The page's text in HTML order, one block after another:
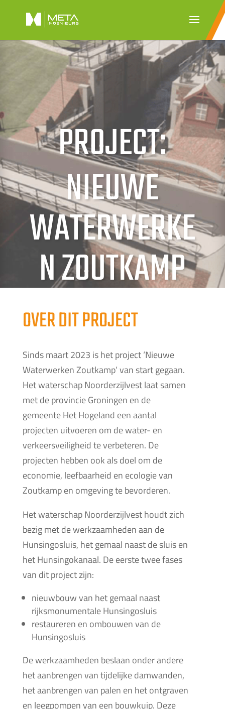
PROJECT:
NIEUWE
WATERWERKE
N ZOUTKAMP
OVER DIT PROJECT
Sinds maart 2023 is het project ‘Nieuwe
Waterwerken Zoutkamp’ van start gegaan.
Het waterschap Noorderzijlvest laat samen
met de provincie Groningen en de
gemeente Het Hogeland een aantal
projecten uitvoeren om de water- en
verkeersveiligheid te verbeteren. De
projecten hebben ook als doel om de
economie, leefbaarheid en ecologie van
Zoutkamp en omgeving te bevorderen.
Het waterschap Noorderzijlvest houdt zich
bezig met de werkzaamheden aan de
Hunsingosluis, het gemaal naast de sluis en
het Hunsingokanaal. De eerste twee fases
van dit project zijn:
nieuwbouw van het gemaal naast
rijksmonumentale Hunsingosluis
restaureren en ombouwen van de
Hunsingosluis
De werkzaamheden beslaan onder andere
het aanbrengen van tijdelijke damwanden,
het aanbrengen van palen en het ontgraven
en leegpompen van een bouwkuip. Deze